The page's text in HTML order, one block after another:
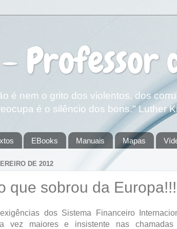
-
é nem o grito dos violentos, dos
é o silêncio dos bons." Luther
EBooks Manuais Mapas
DE 2012
que sobrou da
dos Sistema Financeiro
vez maiores e insistente nas chamadas